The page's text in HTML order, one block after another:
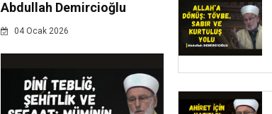
Abdullah Demircioğlu
04 Ocak 2026